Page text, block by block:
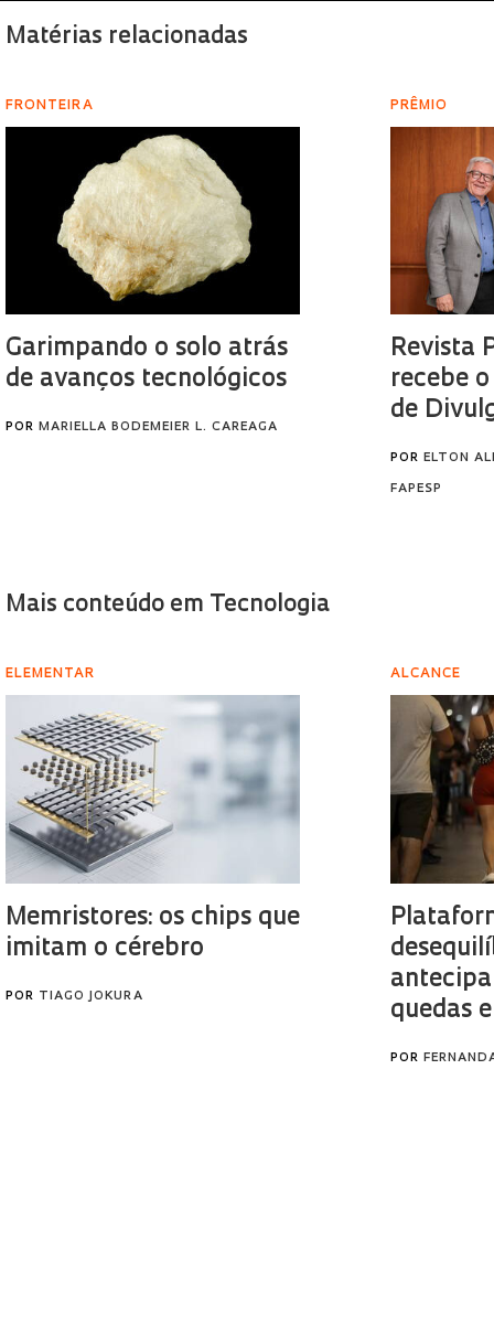
Matérias relacionadas
FRONTEIRA
Garimpando o solo atrás
de avanços tecnológicos
POR MARIELLA BODEMEIER L. CAREAGA
PRÊMIO
Revista
recebe o
de
PORELTON
FAPESP
Mais conteúdo em Tecnologia
ELEMENTAR
Memristores: os chips que
imitam o cérebro
POR TIAGO JOKURA
ALCANCE
quedas
POR